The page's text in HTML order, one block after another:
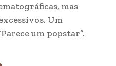
mas
Um
um popstar”.